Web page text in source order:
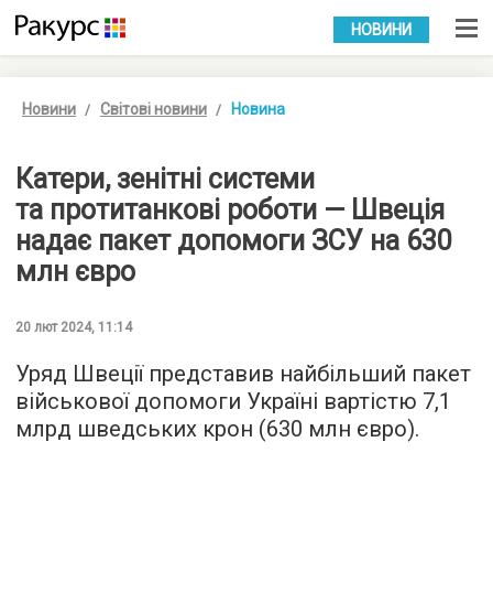
УКР РУС
НОВИНИ
Новини Світові новини Новина
Катери, зенітні системи
та протитанкові роботи — Швеція
надає пакет допомоги ЗСУ на 630
млн євро
20 лют 2024, 11:14
Уряд Швеції представив найбільший пакет
військової допомоги Україні вартістю 7,1
млрд шведських крон (630 млн євро).